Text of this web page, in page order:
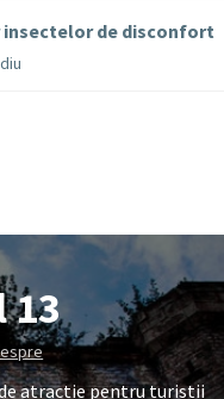
insectelor de disconfort
13
atractie pentru turistii